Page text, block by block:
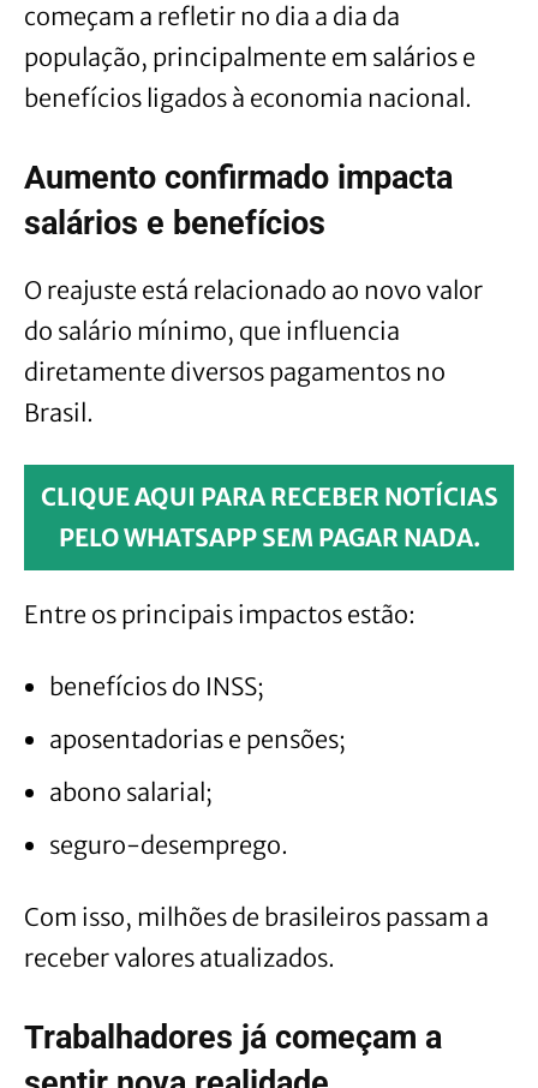
começam a refletir no dia a dia da
população, principalmente em salários e
benefícios ligados à economia nacional.
Aumento confirmado impacta
salários e benefícios
O reajuste está relacionado ao novo valor
do salário mínimo, que influencia
diretamente diversos pagamentos no
Brasil.
CLIQUE AQUI PARA RECEBER NOTÍCIAS
PELO WHATSAPP SEM PAGAR NADA.
Entre os principais impactos estão:
benefícios do INSS;
aposentadorias e pensões;
abono salarial;
seguro-desemprego.
Com isso, milhões de brasileiros passam a
receber valores atualizados.
Trabalhadores já começam a